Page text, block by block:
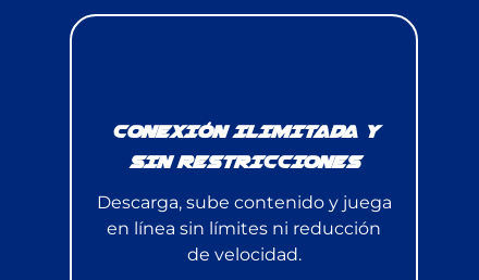
CONEXIÓN ILIMITADA Y
SIN RESTRICCIONES
Descarga, sube contenido y juega
en línea sin límites ni reducción
de velocidad.